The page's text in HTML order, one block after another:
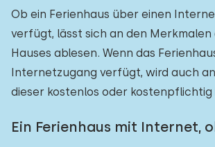
Ob ein Ferienhaus über einen
verfügt, lässt sich an den Merkmalen
Hauses ablesen. Wenn das
Internetzugang verfügt, wird auch
dieser kostenlos oder kostenpflichtig
Ein Ferienhaus mit Internet,